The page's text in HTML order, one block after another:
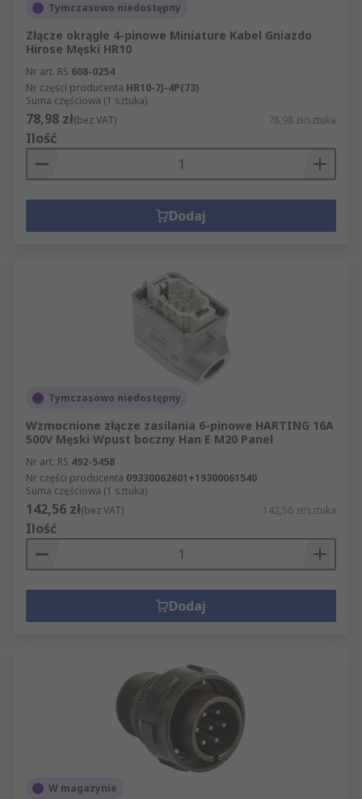
Tymczasowo niedostępny
Złącze okrągłe 4-pinowe Miniature Kabel Gniazdo
Hirose Męski HR10
Nr art. RS 608-0254
Nr części producenta HR10-7J-4P(73)
Suma częściowa (1 sztuka)
78,98 zł(bez VAT) 78,98 zł/sztuka
Ilość
Dodaj
Tymczasowo niedostępny
Wzmocnione złącze zasilania 6-pinowe HARTING 16A
500V Męski Wpust boczny Han E M20 Panel
Nr art. RS 492-5458
Nr części producenta 09330062601+19300061540
Suma częściowa (1 sztuka)
142,56 zł(bez VAT) 142,56 zł/sztuka
Ilość
Dodaj
W magazynie